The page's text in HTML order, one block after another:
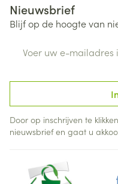
Nieuwsbrief
Blijf op de hoogte van
Door op inschrijven te
nieuwsbrief en gaat u